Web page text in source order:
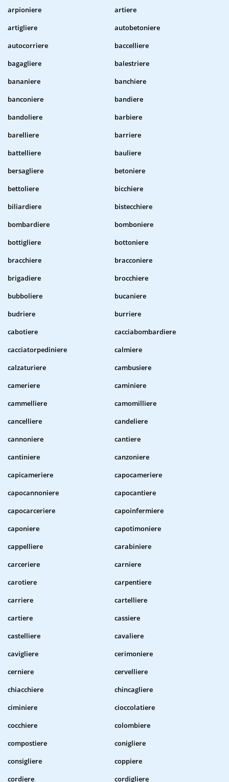
arpioniere
artiere
artigliere
autobetoniere
autocorriere
baccelliere
bagagliere
balestriere
bananiere
banchiere
banconiere
bandiere
bandoliere
barbiere
barelliere
barriere
battelliere
bauliere
bersagliere
betoniere
bettoliere
bicchiere
biliardiere
bistecchiere
bombardiere
bomboniere
bottigliere
bottoniere
bracchiere
bracconiere
brigadiere
brocchiere
bubboliere
bucaniere
budriere
burriere
cabotiere
cacciabombardiere
cacciatorpediniere
calmiere
calzaturiere
cambusiere
cameriere
caminiere
cammelliere
camomilliere
cancelliere
candeliere
cannoniere
cantiere
cantiniere
canzoniere
capicameriere
capocameriere
capocannoniere
capocantiere
capocarceriere
capoinfermiere
caponiere
capotimoniere
cappelliere
carabiniere
carceriere
carniere
carotiere
carpentiere
carriere
cartelliere
cartiere
cassiere
castelliere
cavaliere
cavigliere
cerimoniere
cerniere
cervelliere
chiacchiere
chincagliere
ciminiere
cioccolatiere
cocchiere
colombiere
compostiere
conigliere
consigliere
coppiere
cordiere
cordigliere